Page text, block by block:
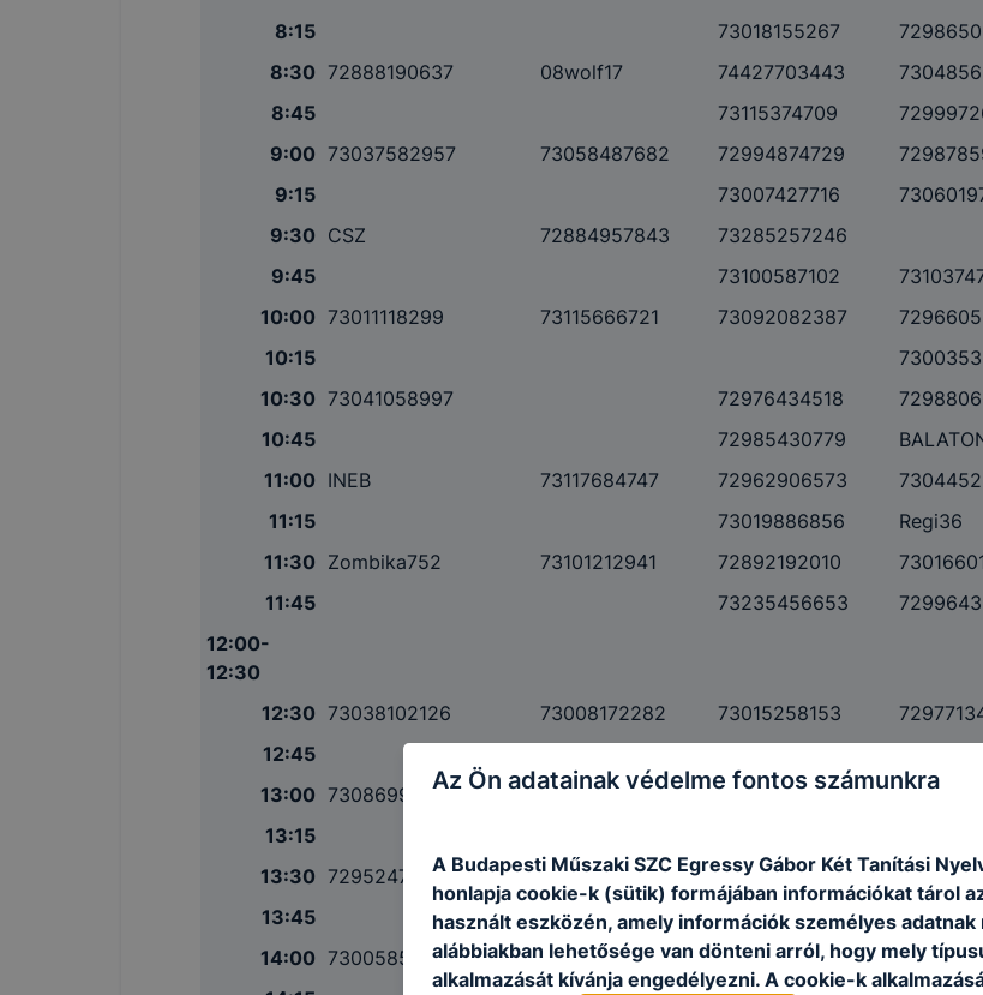
8:15
73018155267
8:30 72888190637 08wolf17 74427703443
8:45
73115374709
9:00 73037582957 73058487682 72994874729
9:15
73007427716
9:30 CSZ 72884957843 73285257246
9:45
73100587102
10:00 73011118299 73115666721 73092082387
10:15
10:30 73041058997 72976434518
10:45
72985430779
11:00 INEB 73117684747 72962906573
11:15
73019886856 Regi36
11:30 Zombika752 73101212941 72892192010
11:45
73235456653
12:00-
12:30
12:30 73038102126 73008172282 73015258153
12:45
13:00 73086990598 73018563995 73108809708
13:15
13:30 72952475293 73040996526 73010308806
13:45
Alma18
14:00 73005853835 73105752601 neo
Az Ön adatainak védelme fontos számunkra
A Budapesti Műszaki SZC Egressy Gábor Két Tanítási
honlapja cookie-k (sütik) formájában információkat tárol
használt eszközén, amely információk személyes
alábbiakban lehetősége van dönteni arról, hogy mely
alkalmazását kívánja engedélyezni. A cookie-k